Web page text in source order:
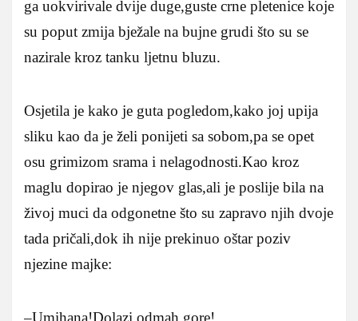
ga uokvirivale dvije duge,guste crne pletenice koje
su poput zmija bježale na bujne grudi što su se
nazirale kroz tanku ljetnu bluzu.
Osjetila je kako je guta pogledom,kako joj upija
sliku kao da je želi ponijeti sa sobom,pa se opet
osu grimizom srama i nelagodnosti.Kao kroz
maglu dopirao je njegov glas,ali je poslije bila na
živoj muci da odgonetne što su zapravo njih dvoje
tada pričali,dok ih nije prekinuo oštar poziv
njezine majke:
–Umihana!Dolazi odmah gore!